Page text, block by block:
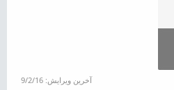
آخرین ویرایش: 9/2/16